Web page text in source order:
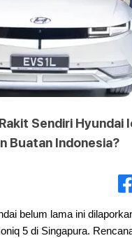
Sendiri Hyundai
Buatan Indonesia?
belum lama ini
5 di Singapura.